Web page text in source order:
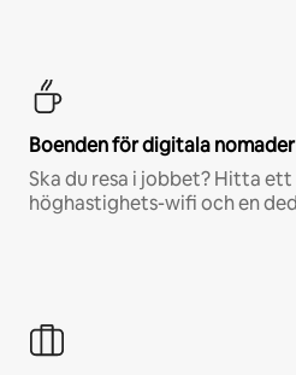
Boenden för digitala
Ska du resa i jobbet? Hitta
höghastighets-wifi och en